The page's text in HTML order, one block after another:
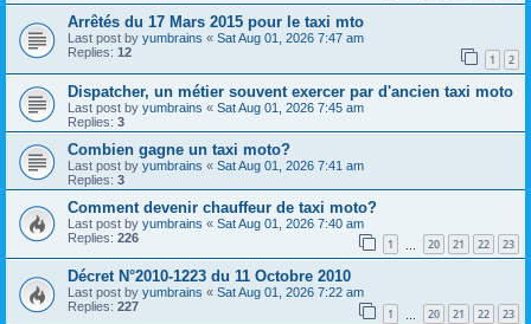
Arrêtés du 17 Mars 2015 pour le taxi mto
Last post by yumbrains « Sat Aug 01, 2026 7:47 am
Replies: 12 1 2
Dispatcher, un métier souvent exercer par d'ancien taxi moto
Last post by yumbrains « Sat Aug 01, 2026 7:45 am
Replies: 3
Combien gagne un taxi moto?
Last post by yumbrains « Sat Aug 01, 2026 7:41 am
Replies: 3
Comment devenir chauffeur de taxi moto?
Last post by yumbrains « Sat Aug 01, 2026 7:40 am
Replies: 226 1 20 21 22 23
Décret N°2010-1223 du 11 Octobre 2010
Last post by yumbrains « Sat Aug 01, 2026 7:22 am
Replies: 227 1 20 21 22 23